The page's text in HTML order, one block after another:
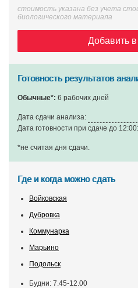
стоимость указана без учета
биологического материала
Добавить в
Готовность результатов
Обычные*: 6 рабочих дней
Дата сдачи анализа:
Дата готовности при сдаче до 12:00:
*не считая дня сдачи.
Где и когда можно сдать
Войковская
Дубровка
Коммунарка
Марьино
Подольск
Будни: 7.45-12.00